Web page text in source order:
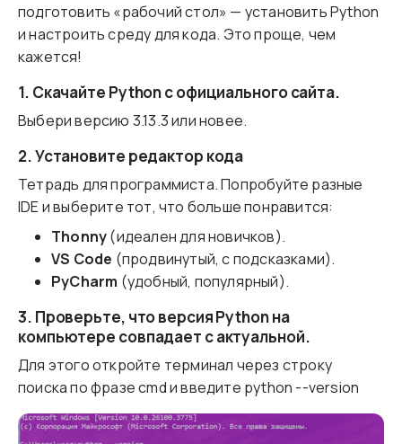
подготовить «рабочий стол» — установить Python
и настроить среду для кода. Это проще, чем
кажется!
1. Скачайте Python с официального сайта.
Выбери версию 3.13.3 или новее.
2. Установите редактор кода
Тетрадь для программиста. Попробуйте разные
IDE и выберите тот, что больше понравится:
Thonny(идеален для новичков).
VS Code (продвинутый, с подсказками).
PyCharm (удобный, популярный).
3. Проверьте, что версия Python на
компьютере совпадает с актуальной.
Для этого откройте терминал через строку
поиска по фразе cmd и введите python --version